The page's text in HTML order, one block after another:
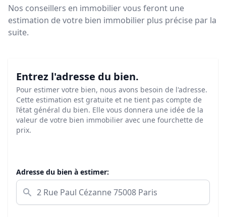
Nos conseillers en immobilier vous feront une
estimation de votre bien immobilier plus précise par la
suite.
Entrez l'adresse du bien.
Pour estimer votre bien, nous avons besoin de l'adresse.
Cette estimation est gratuite et ne tient pas compte de
l’état général du bien. Elle vous donnera une idée de la
valeur de votre bien immobilier avec une fourchette de
prix.
Adresse du bien à estimer: